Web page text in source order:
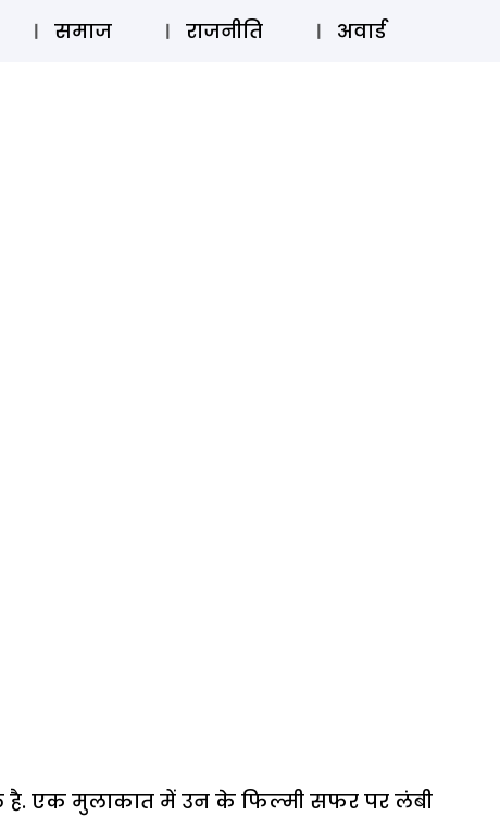
स्टोरी लॉग इन ⚲ SUBSCRIBE
समाज राजनीति अवार्ड
है. एक मुलाकात में उन के फिल्मी सफर पर लंबी